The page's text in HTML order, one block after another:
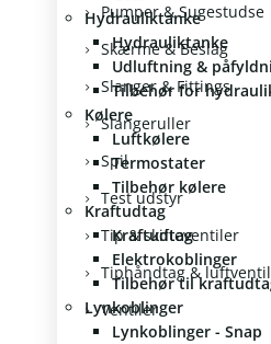
Hydrauliktanke
Hydrauliktanke
Udluftning &
Tilbehør for
Kølere
Luftkølere
Termostater
Tilbehør kølere
Kraftudtag
Kraftudtag
Elektrokoblinger
Tilbehør til
Lynkoblinger
Lynkoblinger - Snap
Pumper & Sugestudse
Skærme & Beslag
Slanger & Fittings
Slangeruller
Spil
Test udstyr
Tip & skifteventiler
Tiphåndtag &
Ventiler